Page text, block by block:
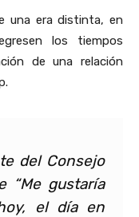
una era distinta, en
los tiempos
de una relación
del Consejo
“Me gustaría
el día en